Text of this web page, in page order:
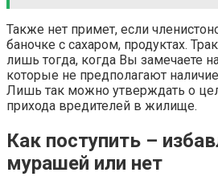
Также нет примет, если
баночке с сахаром, продуктах.
лишь тогда, когда Вы замечаете
которые не предполагают
Лишь так можно утверждать о
прихода вредителей в жилище.
Как поступить –
мурашей или нет